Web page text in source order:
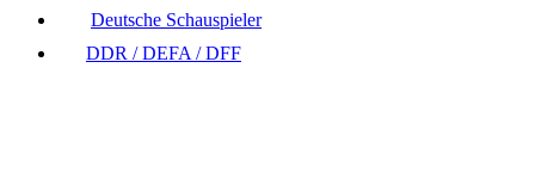
Deutsche Schauspieler
DDR / DEFA / DFF